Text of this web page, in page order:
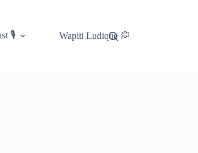
🎙️ Wapiti Ludique 💭